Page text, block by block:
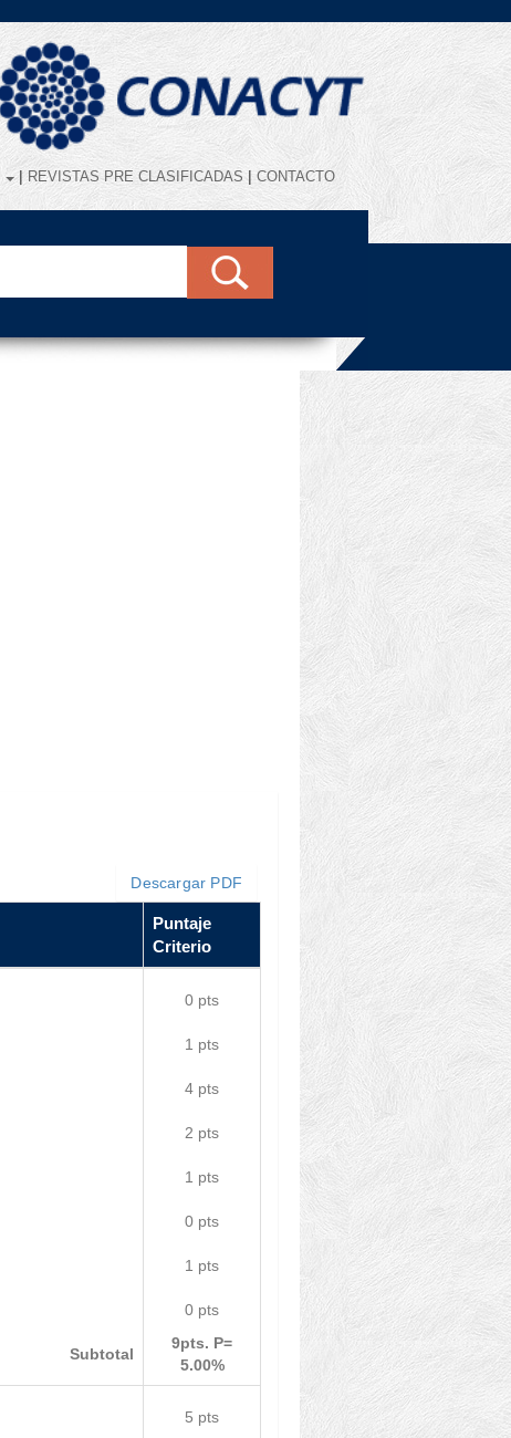
|REVISTAS PRE CLASIFICADAS | CONTACTO
Descargar PDF
Puntaje
Criterio
Subtotal
0 pts
1 pts
4 pts
2 pts
1 pts
0 pts
1 pts
0 pts
9pts. P=
5.00%
5 pts